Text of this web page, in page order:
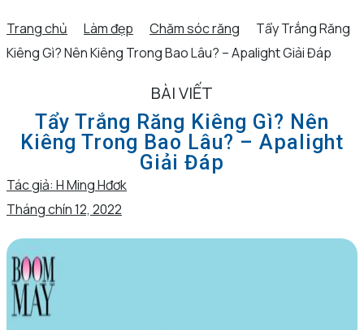
Trang chủ Làm đẹp Chăm sóc răng
Tẩy Trắng Răng
Kiêng Gì? Nên Kiêng Trong Bao Lâu? – Apalight Giải Đáp
BÀI VIẾT
Tẩy Trắng Răng Kiêng Gì? Nên
Kiêng Trong Bao Lâu? – Apalight
Giải Đáp
Tác giả: H Ming Hđơk
Tháng chín 12, 2022